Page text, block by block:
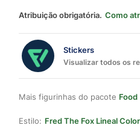
Atribuição obrigatória. Como
Stickers
Visualizar todos os
Mais figurinhas do pacote Food
Estilo: Fred The Fox Lineal Color